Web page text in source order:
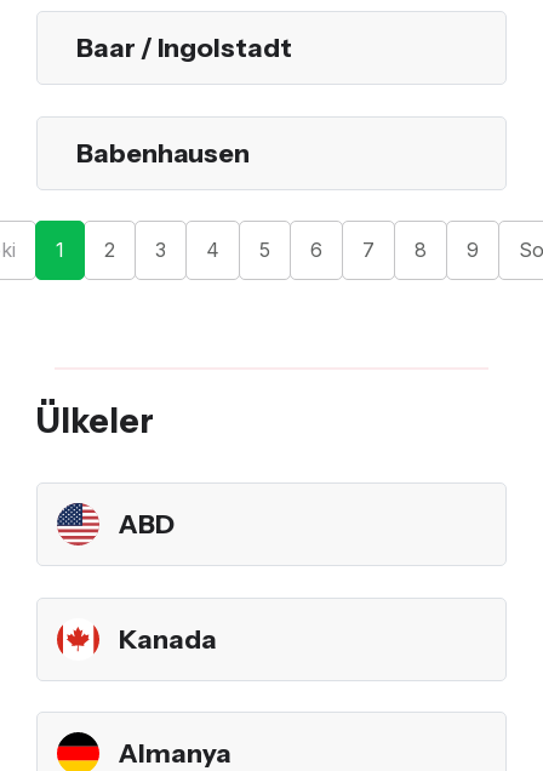
Baar / Ingolstadt
Babenhausen
1 2 3 4 5 6 7 8 9
Ülkeler
ABD
Kanada
Almanya